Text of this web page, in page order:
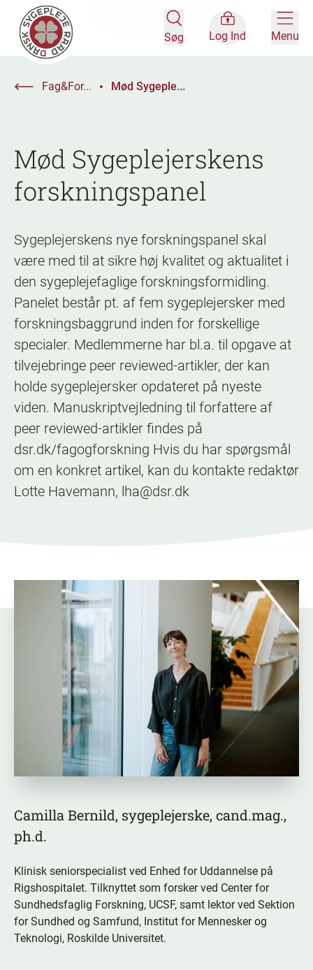
Søg Log Ind Menu
Fag&For... Mød Sygeple...
Mød Sygeplejerskens
forskningspanel
Sygeplejerskens nye forskningspanel skal
være med til at sikre høj kvalitet og aktualitet i
den sygeplejefaglige forskningsformidling.
Panelet består pt. af fem sygeplejersker med
forskningsbaggrund inden for forskellige
specialer. Medlemmerne har bl.a. til opgave at
tilvejebringe peer reviewed-artikler, der kan
holde sygeplejersker opdateret på nyeste
viden. Manuskriptvejledning til forfattere af
peer reviewed-artikler findes på
dsr.dk/fagogforskning Hvis du har spørgsmål
om en konkret artikel, kan du kontakte redaktør
Lotte Havemann, lha@dsr.dk
Camilla Bernild, sygeplejerske, cand.mag.,
ph.d.
Klinisk seniorspecialist ved Enhed for Uddannelse på
Rigshospitalet. Tilknyttet som forsker ved Center for
Sundhedsfaglig Forskning, UCSF, samt lektor ved Sektion
for Sundhed og Samfund, Institut for Mennesker og
Teknologi, Roskilde Universitet.